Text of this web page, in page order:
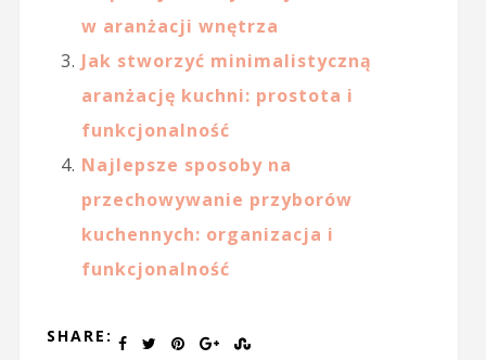
w aranżacji wnętrza
Jak stworzyć minimalistyczną
aranżację kuchni: prostota i
funkcjonalność
Najlepsze sposoby na
przechowywanie przyborów
kuchennych: organizacja i
funkcjonalność
SHARE: